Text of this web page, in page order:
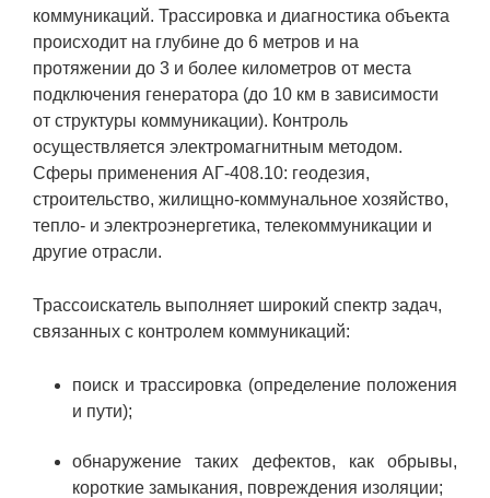
коммуникаций. Трассировка и диагностика объекта
происходит на глубине до 6 метров и на
протяжении до 3 и более километров от места
подключения генератора (до 10 км в зависимости
от структуры коммуникации). Контроль
осуществляется электромагнитным методом.
Сферы применения АГ-408.10: геодезия,
строительство, жилищно-коммунальное хозяйство,
тепло- и электроэнергетика, телекоммуникации и
другие отрасли.
Трассоискатель выполняет широкий спектр задач,
связанных с контролем коммуникаций:
поиск и трассировка (определение положения
и пути);
обнаружение таких дефектов, как обрывы,
короткие замыкания, повреждения изоляции;